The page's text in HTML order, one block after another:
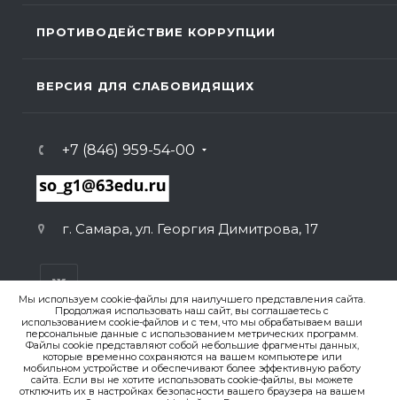
Мы используем cookie-файлы для наилучшего представления сайта.
Продолжая использовать наш сайт, вы соглашаетесь с
использованием cookie-файлов и с тем, что мы обрабатываем ваши
персональные данные с использованием метрических программ.
Файлы cookie представляют собой небольшие фрагменты данных,
которые временно сохраняются на вашем компьютере или
мобильном устройстве и обеспечивают более эффективную работу
сайта. Если вы не хотите использовать cookie-файлы, вы можете
отключить их в настройках безопасности вашего браузера на вашем
ПРОТИВОДЕЙСТВИЕ КОРРУПЦИИ
ВЕРСИЯ ДЛЯ СЛАБОВИДЯЩИХ
+7 (846) 959-54-00
г. Самара, ул. Георгия Димитрова, 17
ВЕРСИЯ ДЛЯ ПЕЧАТИ
ПОЛИТИКА КОНФИДЕНЦИАЛЬНОСТИ